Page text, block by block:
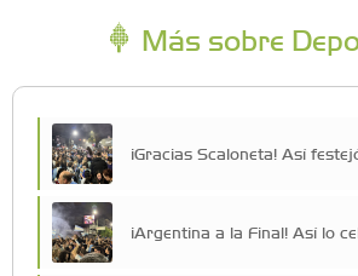
Más sobre
¡Gracias Scaloneta! Así
¡Argentina a la Final! Así lo